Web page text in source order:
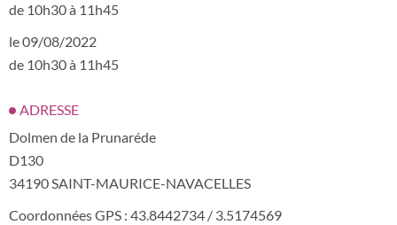
de 10h30 à 11h45
le 09/08/2022
de 10h30 à 11h45
ADRESSE
Dolmen de la Prunaréde
D130
34190 SAINT-MAURICE-NAVACELLES
Coordonnées GPS : 43.8442734 / 3.5174569